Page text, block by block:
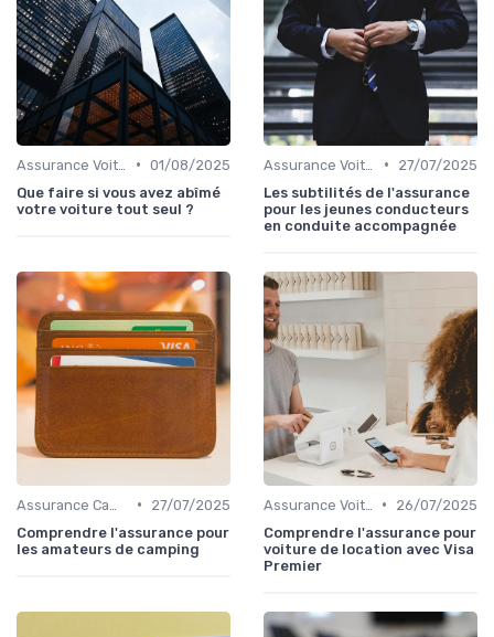
• 01/08/2025
Que faire si vous avez abîmé
votre voiture tout seul ?
•
27/07/2025
Les subtilités de l'assurance
pour les jeunes conducteurs
en conduite accompagnée
•
27/07/2025
Comprendre l'assurance pour
les amateurs de camping
•
26/07/2025
Comprendre l'assurance pour
voiture de location avec Visa
Premier